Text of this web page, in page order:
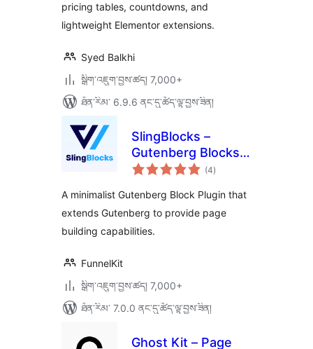
pricing tables, countdowns, and
lightweight Elementor extensions.
Syed Balkhi
སྒྲིག་འཇུག་བྱས་ཚད། 7,000+
ཐོན་རིམ་ 6.9.6 ནང་དུ་ཚོད་ལྟ་བྱས་ཟིན།
SlingBlocks –
Gutenberg Blocks
by FunnelKit
WooFunnels)
(4གདེང་
འཇོག་
ཚང་།
)
A minimalist Gutenberg Block Plugin that
extends Gutenberg to provide page
building capabilities.
FunnelKit
སྒྲིག་འཇུག་བྱས་ཚད། 7,000+
ཐོན་རིམ་ 7.0.0 ནང་དུ་ཚོད་ལྟ་བྱས་ཟིན།
Ghost Kit – Page